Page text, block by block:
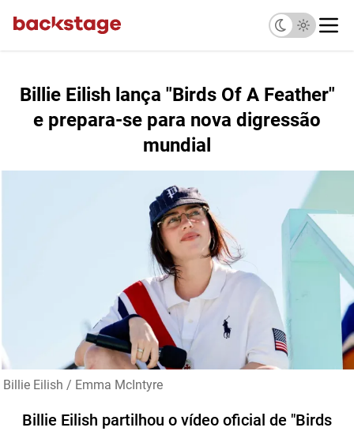
Billie Eilish lança "Birds Of A Feather"
e prepara-se para nova digressão
mundial
Billie Eilish / Emma McIntyre
Billie Eilish partilhou o vídeo oficial de "Birds